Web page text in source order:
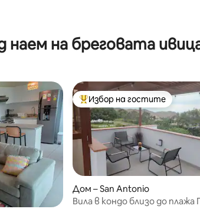
наем на бреговата
Най-популярен избор на
Избор на гостите
Дом – San Antonio
Вила в кондо близо до